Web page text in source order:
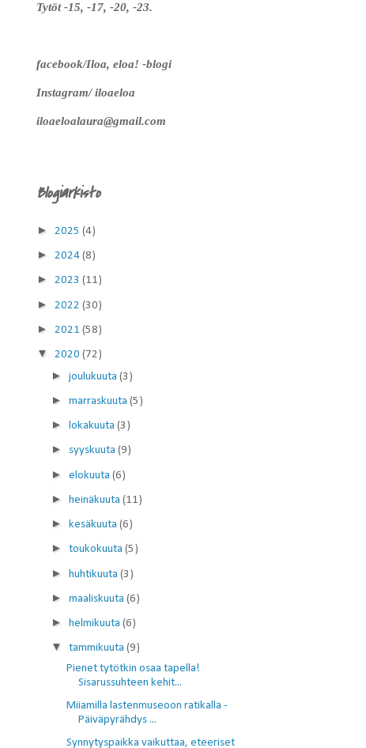
Tytöt -15, -17, -20, -23.
facebook/Iloa, eloa! -blogi
Instagram/ iloaeloa
iloaeloalaura@gmail.com
Blogiarkisto
► 2025 (4)
► 2024 (8)
► 2023 (11)
► 2022 (30)
► 2021 (58)
▼ 2020 (72)
► joulukuuta (3)
► marraskuuta (5)
► lokakuuta (3)
► syyskuuta (9)
► elokuuta (6)
► heinäkuuta (11)
► kesäkuuta (6)
► toukokuuta (5)
► huhtikuuta (3)
► maaliskuuta (6)
► helmikuuta (6)
▼ tammikuuta (9)
Pienet tytötkin osaa tapella!
Sisarussuhteen kehit...
Miiamilla lastenmuseoon ratikalla -
Päiväpyrähdys ...
Synnytyspaikka vaikuttaa, eteeriset